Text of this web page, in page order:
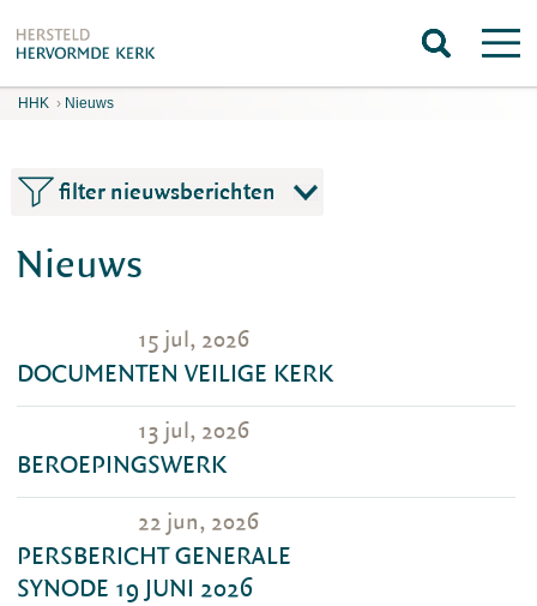
HHK › Nieuws
filter nieuwsberichten
Nieuws
15 jul, 2026
DOCUMENTEN VEILIGE KERK
13 jul, 2026
BEROEPINGSWERK
22 jun, 2026
PERSBERICHT GENERALE
SYNODE 19 JUNI 2026